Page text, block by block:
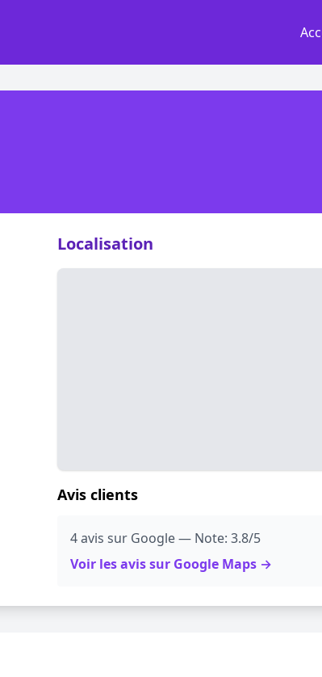
Localisation
Avis clients
4 avis sur Google — Note: 3.8/5
Voir les avis sur Google Maps →